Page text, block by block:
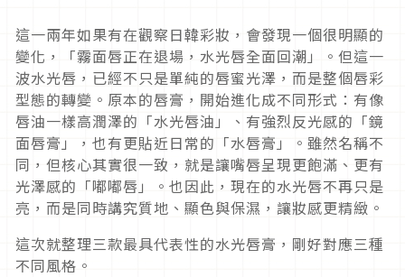
這一兩年如果有在觀察日韓彩妝，會發現一個很明顯的
變化，「霧面唇正在退場，水光唇全面回潮」。但這一
波水光唇，已經不只是單純的唇蜜光澤，而是整個唇彩
型態的轉變。原本的唇膏，開始進化成不同形式：有像
唇油一樣高潤澤的「水光唇油」、有強烈反光感的「鏡
面唇膏」，也有更貼近日常的「水唇膏」。雖然名稱不
同，但核心其實很一致，就是讓嘴唇呈現更飽滿、更有
光澤感的「嘟嘟唇」。也因此，現在的水光唇不再只是
亮，而是同時講究質地、顯色與保濕，讓妝感更精緻。
這次就整理三款最具代表性的水光唇膏，剛好對應三種
不同風格。